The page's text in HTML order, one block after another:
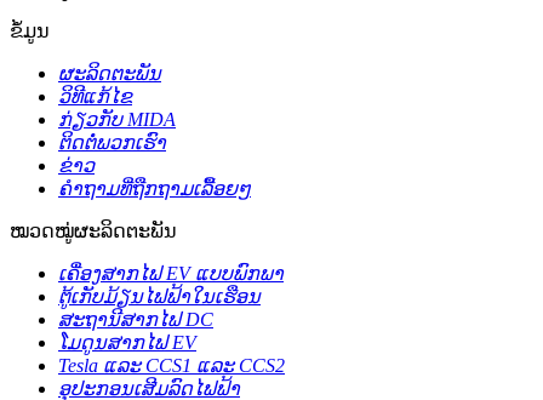
ຂໍ້ມູນ
ຜະລິດຕະພັນ
ວິທີແກ້ໄຂ
ກ່ຽວກັບ MIDA
ຕິດຕໍ່ພວກເຮົາ
ຂ່າວ
ຄຳຖາມທີ່ຖືກຖາມເລື້ອຍໆ
ໝວດໝູ່ຜະລິດຕະພັນ
ເຄື່ອງສາກໄຟ EV ແບບພົກພາ
ຕູ້ເກັບມ້ຽນໄຟຟ້າໃນເຮືອນ
ສະຖານີສາກໄຟ DC
ໂມດູນສາກໄຟ EV
Tesla ແລະ CCS1 ແລະ CCS2
ອຸປະກອນເສີມລົດໄຟຟ້າ